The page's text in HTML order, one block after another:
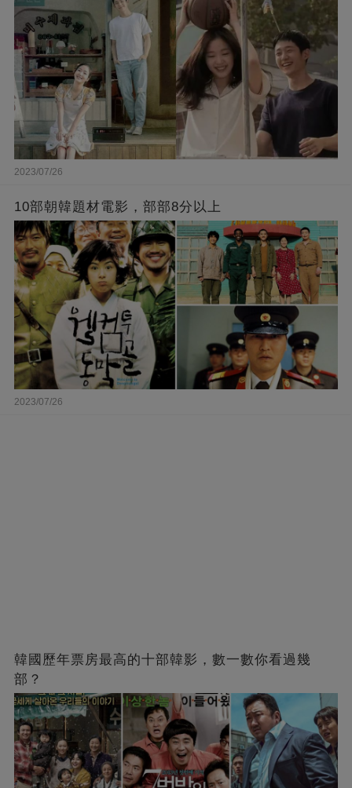
2023/07/26
10部朝韓題材電影，部部8分以上
2023/07/26
韓國歷年票房最高的十部韓影，數一數你看過幾
部？